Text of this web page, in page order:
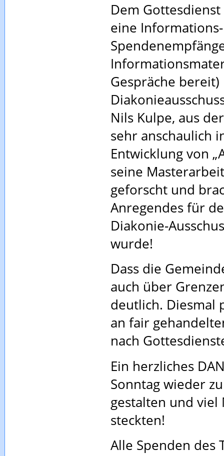
Dem
eine
Gespräche
Nils Kulpe, aus
sehr anschaulich
Entwicklung von
seine
geforscht und
Anregendes für
Diakonie-
wurde!
Dass die
auch über
deutlich. Diesmal
an fair
nach
Ein herzliches
Sonntag wieder
gestalten und viel
steckten!
Alle Spenden des